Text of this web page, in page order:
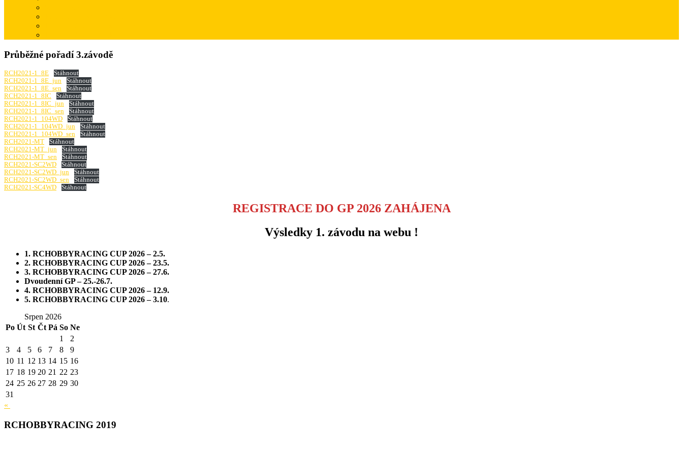
Průběžné pořadí 3.závodě
RCH2021-1_8E
Stáhnout
RCH2021-1_8E_jun
Stáhnout
RCH2021-1_8E_sen
Stáhnout
RCH2021-1_8IC
Stáhnout
RCH2021-1_8IC_jun
Stáhnout
RCH2021-1_8IC_sen
Stáhnout
RCH2021-1_104WD
Stáhnout
RCH2021-1_104WD_jun
Stáhnout
RCH2021-1_104WD_sen
Stáhnout
RCH2021-MT
Stáhnout
RCH2021-MT_jun
Stáhnout
RCH2021-MT_sen
Stáhnout
RCH2021-SC2WD
Stáhnout
RCH2021-SC2WD_jun
Stáhnout
RCH2021-SC2WD_sen
Stáhnout
RCH2021-SC4WD
Stáhnout
REGISTRACE DO GP 2026 ZAHÁJENA
Výsledky 1. závodu na webu !
1. RCHOBBYRACING CUP 2026 – 2.5.
2. RCHOBBYRACING CUP 2026 – 23.5.
3. RCHOBBYRACING CUP 2026 – 27.6.
Dvoudenní GP – 25.-26.7.
4. RCHOBBYRACING CUP 2026 – 12.9.
5. RCHOBBYRACING CUP 2026 – 3.10.
Srpen 2026
Po Út St Čt Pá So Ne
1
2
3
4 5 6 7 8
9
10 11 12 13 14 15 16
17 18 19 20 21 22 23
24 25 26 27 28 29 30
31
«
RCHOBBYRACING 2019